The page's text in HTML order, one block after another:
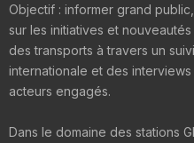
Objectif : informer grand
sur les initiatives et
des transports à travers un
internationale et des
acteurs engagés.
Dans le domaine des stations